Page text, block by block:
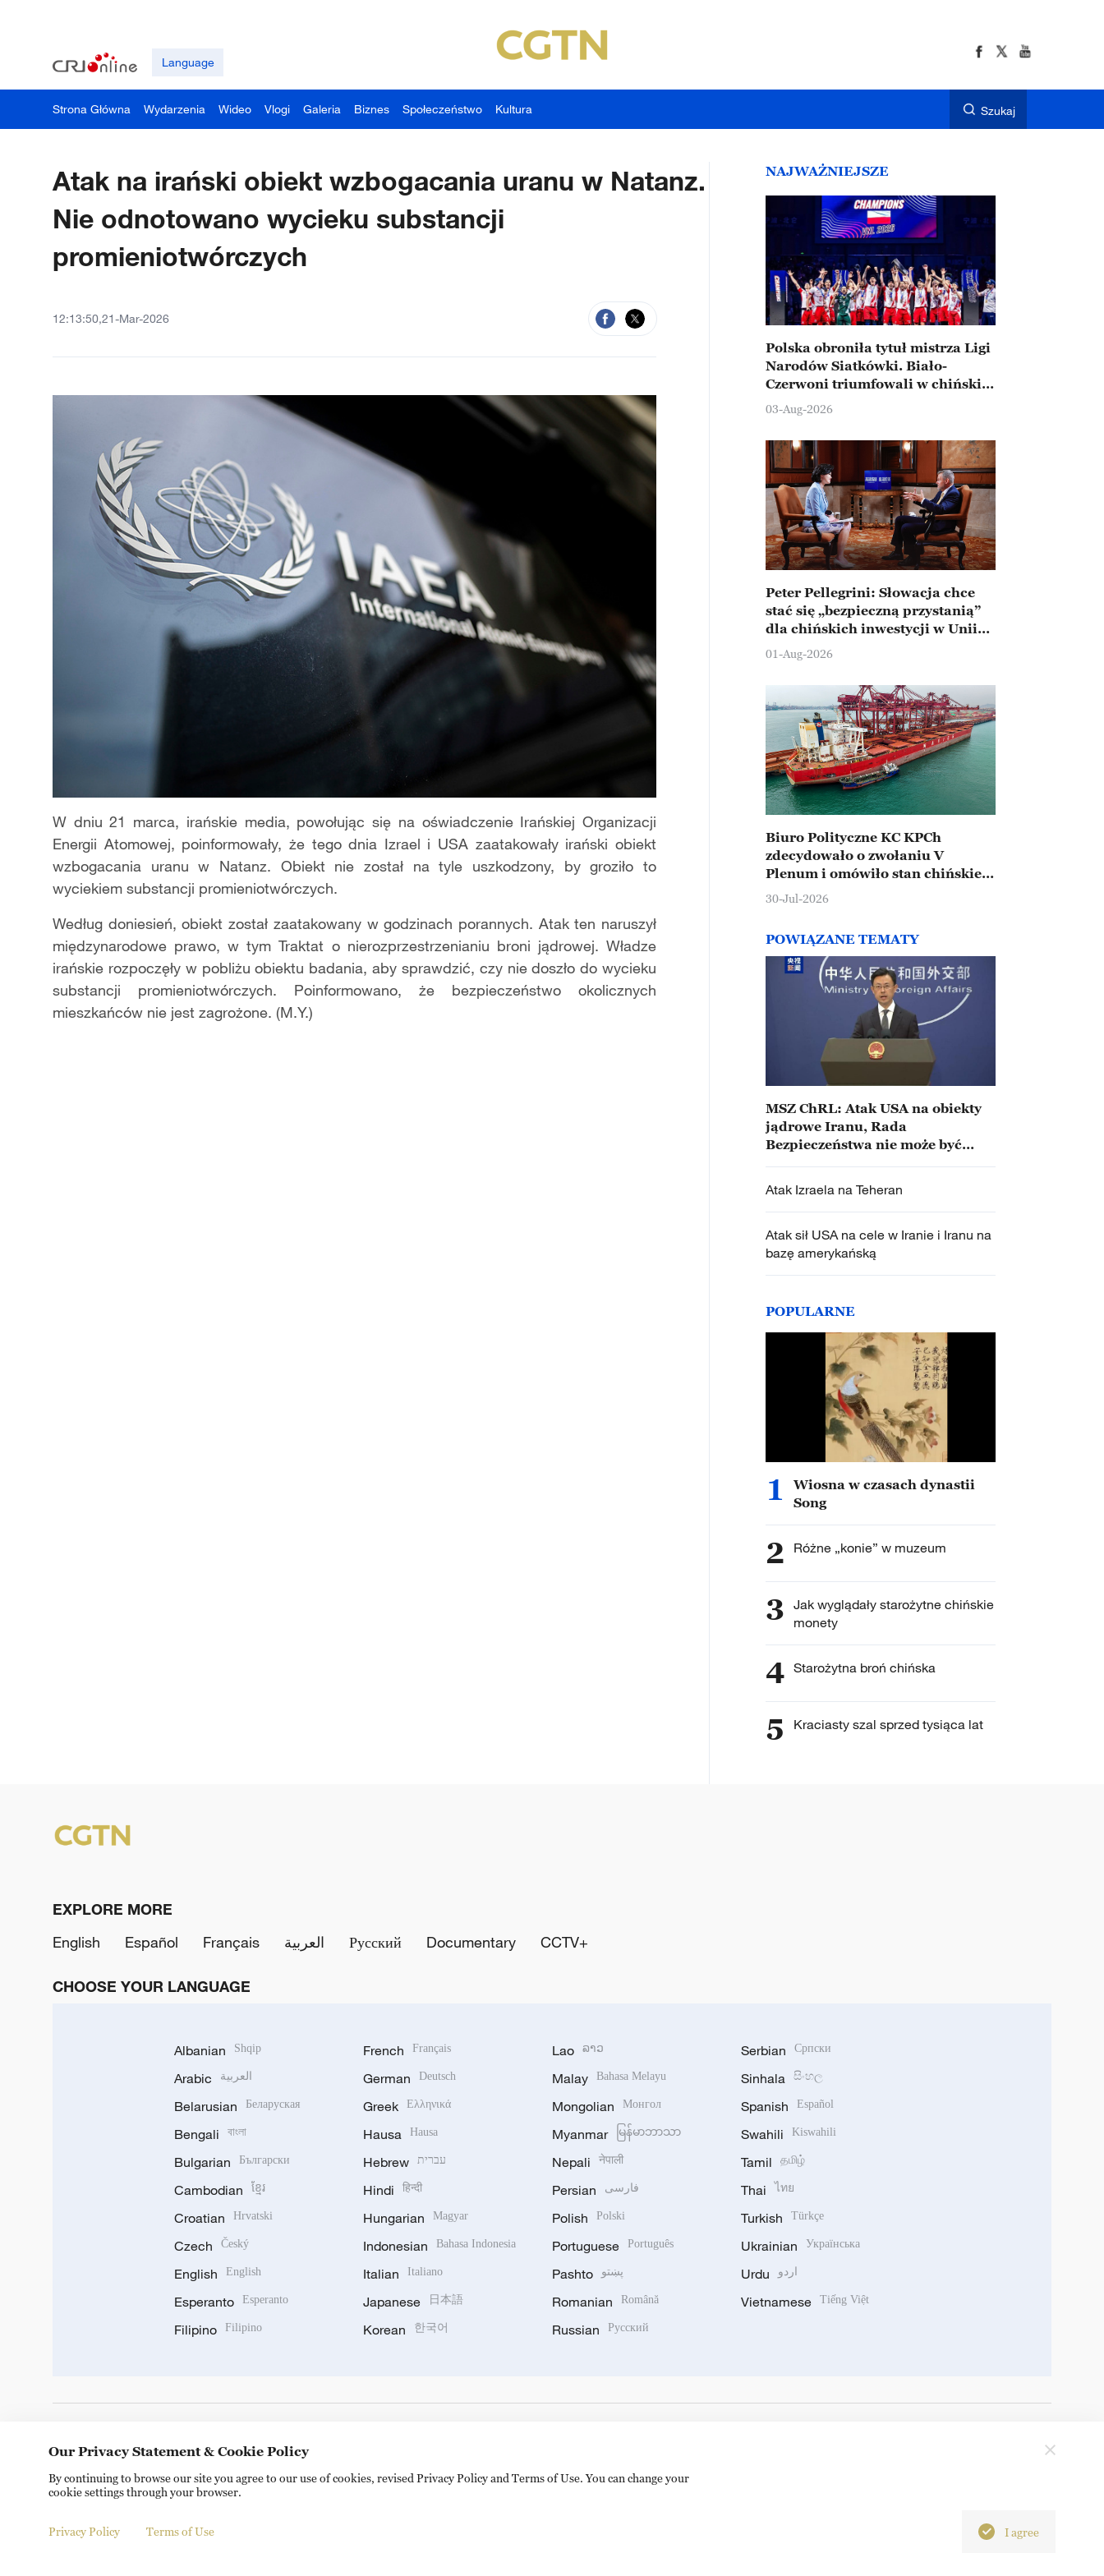
Language
Strona Główna Wydarzenia Wideo Vlogi Galeria Biznes Społeczeństwo Kultura Szukaj
Atak na irański obiekt wzbogacania uranu w Natanz.
Nie odnotowano wycieku substancji
promieniotwórczych
12:13:50,21-Mar-2026
W dniu 21 marca, irańskie media, powołując się na oświadczenie Irańskiej Organizacji
Energii Atomowej, poinformowały, że tego dnia Izrael i USA zaatakowały irański obiekt
wzbogacania uranu w Natanz. Obiekt nie został na tyle uszkodzony, by groziło to
wyciekiem substancji promieniotwórczych.
Według doniesień, obiekt został zaatakowany w godzinach porannych. Atak ten naruszył
międzynarodowe prawo, w tym Traktat o nierozprzestrzenianiu broni jądrowej. Władze
irańskie rozpoczęły w pobliżu obiektu badania, aby sprawdzić, czy nie doszło do wycieku
substancji promieniotwórczych. Poinformowano, że bezpieczeństwo okolicznych
mieszkańców nie jest zagrożone. (M.Y.)
NAJWAŻNIEJSZE
Polska obroniła tytuł mistrza Ligi
Narodów Siatkówki. Biało-
Czerwoni triumfowali w chińskim
Ningbo
03-Aug-2026
Peter Pellegrini: Słowacja chce
stać się „bezpieczną przystanią”
dla chińskich inwestycji w Unii
Europejskiej
01-Aug-2026
Biuro Polityczne KC KPCh
zdecydowało o zwołaniu V
Plenum i omówiło stan chińskiej
gospodarki
30-Jul-2026
POWIĄZANE TEMATY
MSZ ChRL: Atak USA na obiekty
jądrowe Iranu, Rada
Bezpieczeństwa nie może być
Atak Izraela na Teheran
Atak sił USA na cele w Iranie i Iranu na
bazę amerykańską
POPULARNE
1
Wiosna w czasach dynastii
Song
2 Różne „konie” w muzeum
3 Jak wyglądały starożytne chińskie
monety
4 Starożytna broń chińska
5 Kraciasty szal sprzed tysiąca lat
EXPLORE MORE
English
Español Français العربية Русский Documentary CCTV+
CHOOSE YOUR LANGUAGE
Albanian Shqip
Arabic العربية
Belarusian Беларуская
Bengali বাংলা
Bulgarian Български
Cambodian ខ្មែរ
Croatian Hrvatski
Czech Český
English English
Esperanto Esperanto
Filipino Filipino
French Français
German Deutsch
Greek Ελληνικά
Hausa Hausa
Hebrew עברית
Hindi हिन्दी
Hungarian Magyar
Indonesian Bahasa Indonesia
Italian Italiano
Japanese 日本語
Korean 한국어
Lao ລາວ
Malay Bahasa Melayu
Mongolian Монгол
Myanmar မြန်မာဘာသာ
Nepali नेपाली
Persian فارسی
Polish Polski
Portuguese Português
Pashto پښتو
Romanian Română
Russian Русский
Serbian Српски
Sinhala සිංහල
Spanish Español
Swahili Kiswahili
Tamil தமிழ்
Thai ไทย
Turkish Türkçe
Ukrainian Українська
Urdu اردو
Vietnamese Tiếng Việt
© China Radio International.CRI. All Rights Reserved. 16A Shijingshan Road, Beijing, China. 100040
Our Privacy Statement & Cookie Policy
By continuing to browse our site you agree to our use of cookies, revised Privacy Policy and Terms of Use. You can change your
cookie settings through your browser.
Privacy Policy Terms of Use I agree